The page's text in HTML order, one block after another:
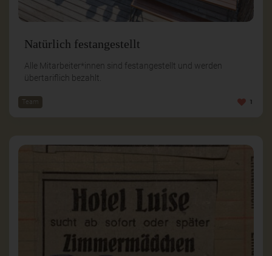
Natürlich festangestellt
Alle Mitarbeiter*innen sind festangestellt und werden
übertariflich bezahlt.
Team 1